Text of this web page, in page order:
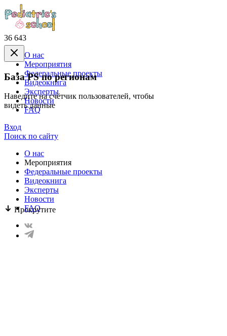
36 643
База PS по регионам
Наведите на счётчик пользователей, чтобы
видеть данные
Прокрутите
О нас
Mероприятия
Федеральные проекты
Видеокнига
Эксперты
Новости
FAQ
Вход
Поиск по сайту
О нас
Mероприятия
Федеральные проекты
Видеокнига
Эксперты
Новости
FAQ